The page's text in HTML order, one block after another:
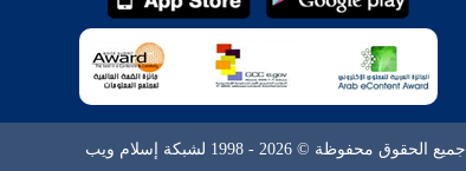
جميع الحقوق محفوظة © 2026 - 1998 لشبكة إسلام ويب